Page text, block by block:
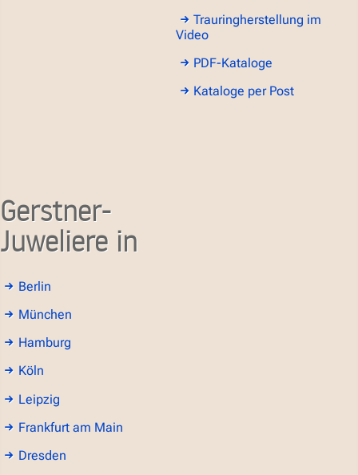
Trauringherstellung im
Video
PDF-Kataloge
Kataloge per Post
Gerstner-
Juweliere in
Berlin
München
Hamburg
Köln
Leipzig
Frankfurt am Main
Dresden